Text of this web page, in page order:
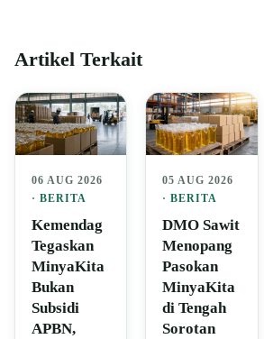
Artikel Terkait
06 AUG 2026
· BERITA
Kemendag
Tegaskan
MinyaKita
Bukan
Subsidi
APBN,
05 AUG 2026
·BERITA
DMO Sawit
Menopang
Pasokan
MinyaKita
di Tengah
Sorotan